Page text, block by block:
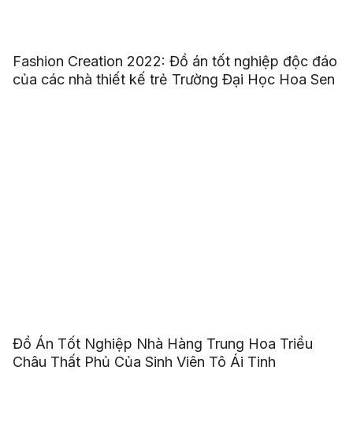
Fashion Creation 2022: Đồ án tốt nghiệp độc đáo
của các nhà thiết kế trẻ Trường Đại Học Hoa Sen
Đồ Án Tốt Nghiệp Nhà Hàng Trung Hoa Triều
Châu Thất Phủ Của Sinh Viên Tô Ái Tinh